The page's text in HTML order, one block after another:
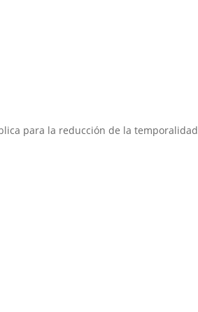
para la reducción de la temporalidad